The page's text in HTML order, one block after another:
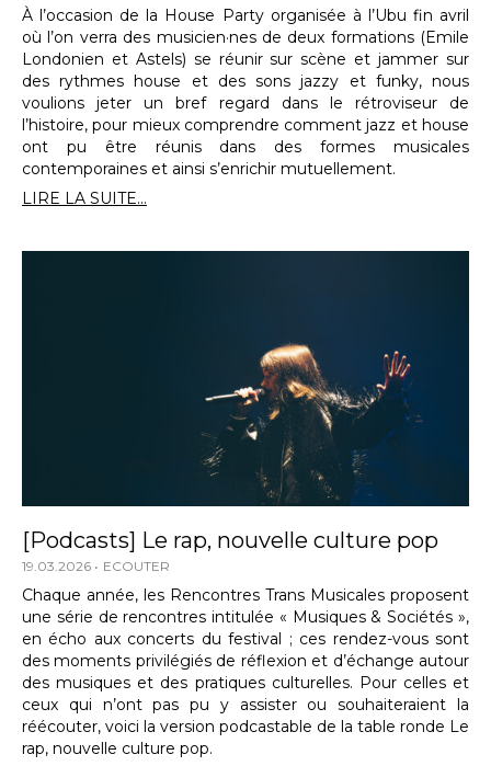
À l’occasion de la House Party organisée à l’Ubu fin avril
où l’on verra des musicien·nes de deux formations (Emile
Londonien et Astels) se réunir sur scène et jammer sur
des rythmes house et des sons jazzy et funky, nous
voulions jeter un bref regard dans le rétroviseur de
l’histoire, pour mieux comprendre comment jazz et house
ont pu être réunis dans des formes musicales
contemporaines et ainsi s’enrichir mutuellement.
LIRE LA SUITE...
[Podcasts] Le rap, nouvelle culture pop
19.03.2026 ECOUTER
Chaque année, les Rencontres Trans Musicales proposent
une série de rencontres intitulée « Musiques & Sociétés »,
en écho aux concerts du festival ; ces rendez-vous sont
des moments privilégiés de réflexion et d’échange autour
des musiques et des pratiques culturelles. Pour celles et
ceux qui n’ont pas pu y assister ou souhaiteraient la
réécouter, voici la version podcastable de la table ronde Le
rap, nouvelle culture pop.